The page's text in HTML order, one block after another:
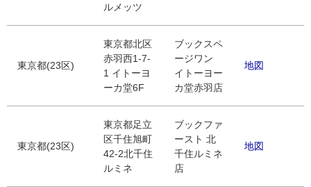
ルメッツ
東京都(23区)
東京都北区
赤羽西1-7-
1 イトーヨ
ーカ堂6F
ブックスペ
ージワン
イトーヨー
カ堂赤羽店
地図
東京都(23区)
東京都足立
区千住旭町
42-2北千住
ルミネ
ブックファ
ースト 北
千住ルミネ
店
地図